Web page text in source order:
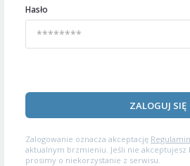
Hasło
ZALOGUJ SIĘ
Zalogowanie oznacza akceptację
aktualnym brzmieniu. Jeśli nie akceptujesz
prosimy o niekorzystanie z serwisu.